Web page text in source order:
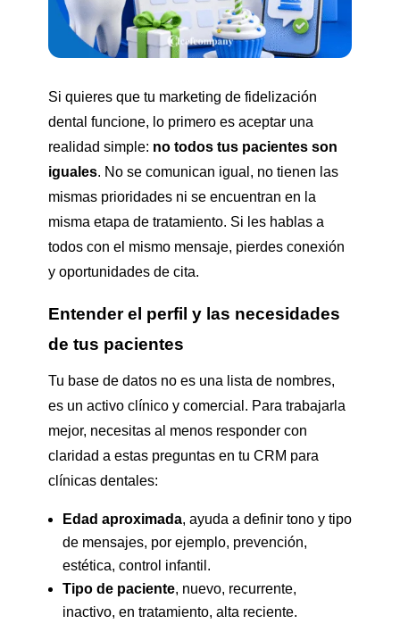
Si quieres que tu marketing de fidelización
dental funcione, lo primero es aceptar una
realidad simple: no todos tus pacientes son
iguales. No se comunican igual, no tienen las
mismas prioridades ni se encuentran en la
misma etapa de tratamiento. Si les hablas a
todos con el mismo mensaje, pierdes conexión
y oportunidades de cita.
Entender el perfil y las necesidades
de tus pacientes
Tu base de datos no es una lista de nombres,
es un activo clínico y comercial. Para trabajarla
mejor, necesitas al menos responder con
claridad a estas preguntas en tu CRM para
clínicas dentales:
Edad aproximada, ayuda a definir tono y tipo
de mensajes, por ejemplo, prevención,
estética, control infantil.
Tipo de paciente, nuevo, recurrente,
inactivo, en tratamiento, alta reciente.